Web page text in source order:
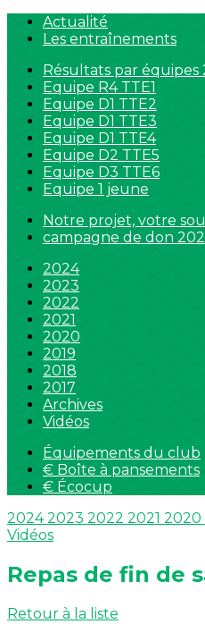
Actualité
Les entraînements
Résultats par équipes
Equipe R4 TTE1
Equipe D1 TTE2
Equipe D1 TTE3
Equipe D1 TTE4
Equipe D2 TTE5
Equipe D3 TTE6
Equipe 1 jeune
Notre projet, votre
campagne de don
2024
2023
2022
2021
2020
2019
2018
2017
Archives
Vidéos
Équipements du club
€ Boîte à pansements
€ Écocup
20242023 2022 2021 2020
Vidéos
Repas de fin de
Retour à la liste